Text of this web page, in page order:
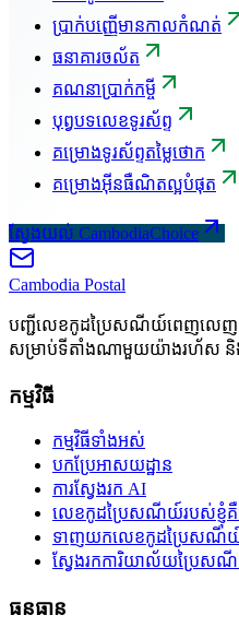
ប្រាក់បញ្ញើមានកាលកំណត់
ធនាគារចល័ត
គណនាប្រាក់កម្ចី
បុព្វបទលេខទូរស័ព្ទ
គម្រោងទូរស័ព្ទតម្លៃថោក
គម្រោងអ៊ីនធឺណិតល្អបំផុត
ស្វែងយល់ CambodiaChoice
Cambodia Postal
បញ្ជីលេខកូដប្រៃសណីយ៍ពេញលេញស
សម្រាប់ទីតាំងណាមួយយ៉ាងរហ័ស និ
កម្មវិធី
កម្មវិធីទាំងអស់
បកប្រែអាសយដ្ឋាន
ការស្វែងរក AI
លេខកូដប្រៃសណីយ៍របស់ខ្ញុំគឺជ
ទាញយកលេខកូដប្រៃសណីយ៍
ស្វែងរកការិយាល័យប្រៃស
ធនធាន